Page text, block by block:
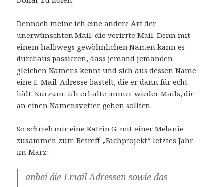
Dennoch meine ich eine andere Art der
unerwünschten Mail: die verirrte Mail. Denn mit
einem halbwegs gewöhnlichen Namen kann es
durchaus passieren, dass jemand jemanden
gleichen Namens kennt und sich aus dessen Name
eine E-Mail-Adresse bastelt, die er dann für echt
hält. Kurzum: ich erhalte immer wieder Mails, die
an einen Namensvetter gehen sollten.
So schrieb mir eine Katrin G. mit einer Melanie
zusammen zum Betreff „Fachprojekt“ letztes Jahr
im März:
anbei die Email Adressen sowie das